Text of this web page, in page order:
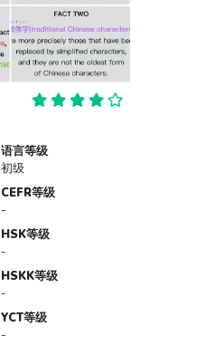
语言等级
初级
CEFR等级
-
HSK等级
-
HSKK等级
-
YCT等级
-